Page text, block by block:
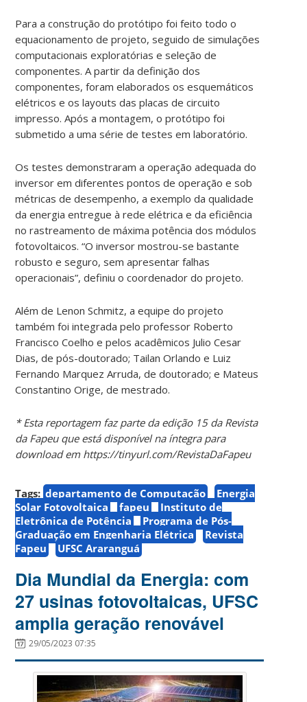
Para a construção do protótipo foi feito todo o
equacionamento de projeto, seguido de simulações
computacionais exploratórias e seleção de
componentes. A partir da definição dos
componentes, foram elaborados os esquemáticos
elétricos e os layouts das placas de circuito
impresso. Após a montagem, o protótipo foi
submetido a uma série de testes em laboratório.
Os testes demonstraram a operação adequada do
inversor em diferentes pontos de operação e sob
métricas de desempenho, a exemplo da qualidade
da energia entregue à rede elétrica e da eficiência
no rastreamento de máxima potência dos módulos
fotovoltaicos. “O inversor mostrou-se bastante
robusto e seguro, sem apresentar falhas
operacionais”, definiu o coordenador do projeto.
Além de Lenon Schmitz, a equipe do projeto
também foi integrada pelo professor Roberto
Francisco Coelho e pelos acadêmicos Julio Cesar
Dias, de pós-doutorado; Tailan Orlando e Luiz
Fernando Marquez Arruda, de doutorado; e Mateus
Constantino Orige, de mestrado.
* Esta reportagem faz parte da edição 15 da Revista
da Fapeu que está disponível na íntegra para
download em https://tinyurl.com/RevistaDaFapeu
Tags: departamento de Computação
Energia
Solar Fotovoltaica
fapeu
Instituto de
Eletrônica de Potência
Programa de Pós-
Graduação em Engenharia Elétrica
Revista
Fapeu
UFSC Araranguá
Dia Mundial da Energia: com
27 usinas fotovoltaicas, UFSC
amplia geração renovável
29/05/2023 07:35